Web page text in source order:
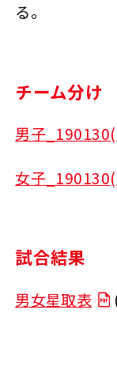
る。
チーム分け
男子
女子
試合結果
男女星取表